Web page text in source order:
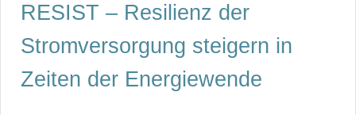
RESIST – Resilienz der
Stromversorgung steigern in
Zeiten der Energiewende